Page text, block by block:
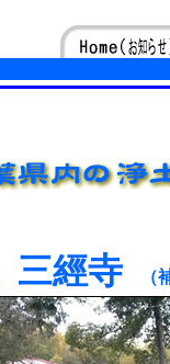
三經寺（